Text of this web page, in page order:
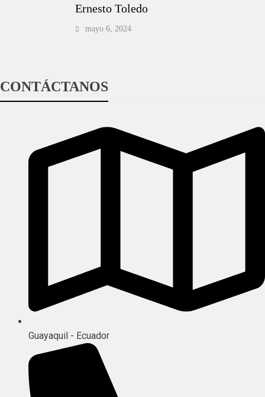
Ernesto Toledo
mayo 6, 2024
CONTÁCTANOS
Guayaquil - Ecuador